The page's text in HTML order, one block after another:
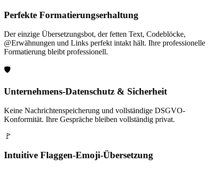
Perfekte Formatierungserhaltung
Der einzige Übersetzungsbot, der fetten Text, Codeblöcke,
@Erwähnungen und Links perfekt intakt hält. Ihre professionelle
Formatierung bleibt professionell.
🛡️
Unternehmens-Datenschutz & Sicherheit
Keine Nachrichtenspeicherung und vollständige DSGVO-
Konformität. Ihre Gespräche bleiben vollständig privat.
🚩
Intuitive Flaggen-Emoji-Übersetzung